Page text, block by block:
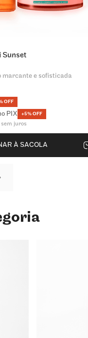
Sunset
marcante e sofisticada
OFF
PIX +5% OFF
juros
À SACOLA